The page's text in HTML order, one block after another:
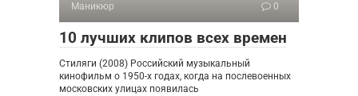
Маникюр 0
10 лучших клипов всех времен
Стиляги (2008) Российский музыкальный
кинофильм о 1950-х годах, когда на послевоенных
московских улицах появилась